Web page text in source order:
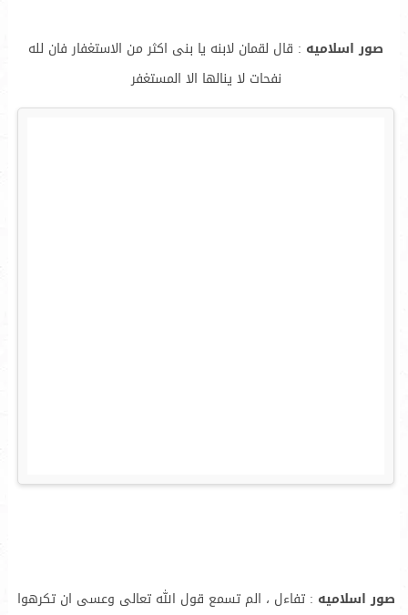
صور اسلاميه : قال لقمان لابنه يا بنى اكثر من الاستغفار فان لله
نفحات لا ينالها الا المستغفر
صور اسلاميه : تفاءل ، الم تسمع قول الله تعالى وعسى ان تكرهوا